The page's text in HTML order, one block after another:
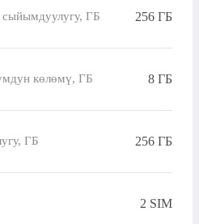
ГБ 256 ГБ
көлөмү, ГБ 8 ГБ
ГБ 256 ГБ
2 SIM